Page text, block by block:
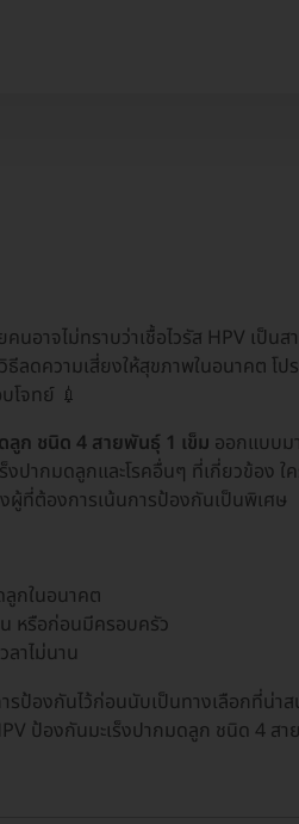
คนอาจไม่ทราบว่าเชื้อไวรัส HPV เป็
ดความเสี่ยงให้สุขภาพในอนาคต โ
โจทย์ 💉
ลูก ชนิด 4 สายพันธุ์ 1 เข็ม ออกแบบม
ปากมดลูกและโรคอื่นๆ ที่เกี่ยวข้อง ใ
ที่ต้องการเน้นการป้องกันเป็นพิเศษ
ลูกในอนาคต
หรือก่อนมีครอบครัว
ลาไม่นาน
องกันไว้ก่อนนับเป็นทางเลือกที่น่าส
ป้องกันมะเร็งปากมดลูก ชนิด 4 ส